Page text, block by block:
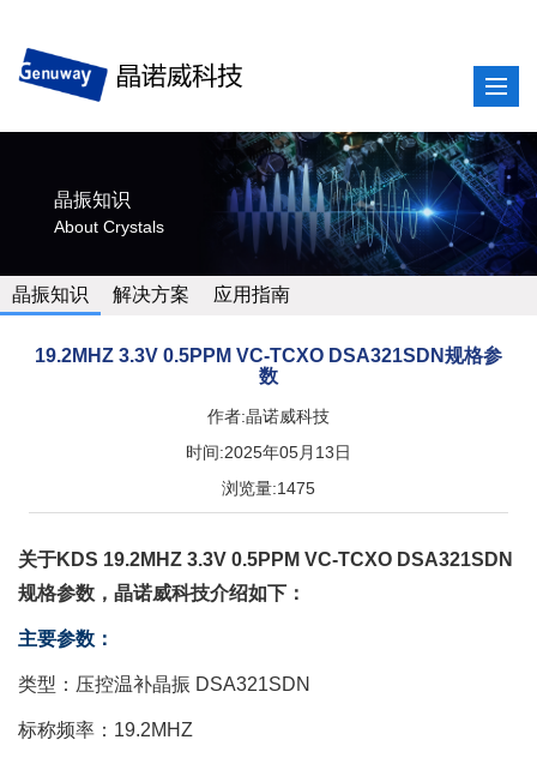
晶振知识
About Crystals
晶振知识 解决方案 应用指南
19.2MHZ 3.3V 0.5PPM VC-TCXO DSA321SDN规格参
数
作者:晶诺威科技
时间:2025年05月13日
浏览量:1475
关于KDS 19.2MHZ 3.3V 0.5PPM VC-TCXO DSA321SDN
规格参数，晶诺威科技介绍如下：
主要参数：
类型：压控温补晶振 DSA321SDN
标称频率：19.2MHZ